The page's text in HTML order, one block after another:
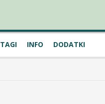
TAGI INFO DODATKI